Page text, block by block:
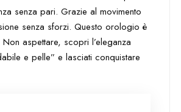
senza pari. Grazie al movimento
senza sforzi. Questo orologio è
aspettare, scopri l’eleganza
e pelle” e lasciati conquistare